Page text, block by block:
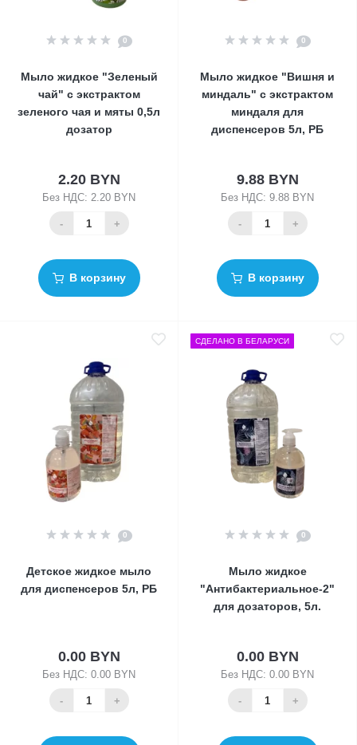
0
Мыло жидкое "Зеленый
чай" с экстрактом
зеленого чая и мяты 0,5л
дозатор
2.20 BYN
Без НДС: 2.20 BYN
- +
В корзину
0
Мыло жидкое "Вишня и
миндаль" с экстрактом
миндаля для
диспенсеров 5л, РБ
9.88 BYN
Без НДС: 9.88 BYN
- +
В корзину
0
Детское жидкое мыло
для диспенсеров 5л, РБ
0.00 BYN
Без НДС: 0.00 BYN
- +
СДЕЛАНО В БЕЛАРУСИ
0
Мыло жидкое
"Антибактериальное-2"
для дозаторов, 5л.
0.00 BYN
Без НДС: 0.00 BYN
- +